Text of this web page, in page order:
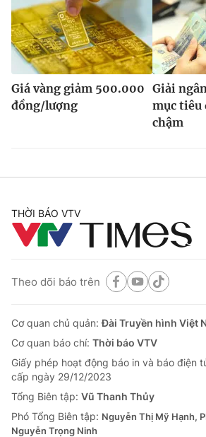
Giá vàng giảm 500.000
đồng/lượng
Giải
mục tiêu
chậm
THỜI BÁO VTV
Theo dõi báo trên
Cơ quan chủ quản:Đài Truyền hình Việt
Cơ quan báo chí: Thời báo VTV
Giấy phép hoạt động báo in và báo điện
cấp ngày 29/12/2023
Tổng Biên tập: Vũ Thanh Thủy
Phó Tổng Biên tập: Nguyễn Thị Mỹ Hạnh,
Nguyễn Trọng Ninh